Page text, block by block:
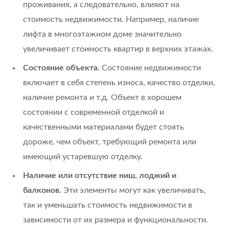
проживания, а следовательно, влияют на
стоимость недвижимости. Например, наличие
лифта в многоэтажном доме значительно
увеличивает стоимость квартир в верхних этажах.
Состояние объекта. Состояние недвижимости
включает в себя степень износа, качество отделки,
наличие ремонта и т.д. Объект в хорошем
состоянии с современной отделкой и
качественными материалами будет стоять
дороже, чем объект, требующий ремонта или
имеющий устаревшую отделку.
Наличие или отсутствие ниш, лоджий и
балконов. Эти элементы могут как увеличивать,
так и уменьшать стоимость недвижимости в
зависимости от их размера и функциональности.